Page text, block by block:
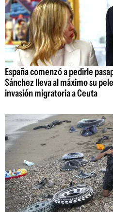
España comenzó a pedirle
Sánchez lleva al máximo su
invasión migratoria a Ceuta